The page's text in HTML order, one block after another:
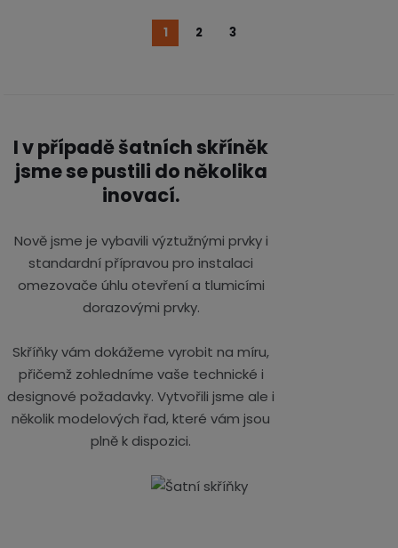
1 2 3
I v případě šatních skříněk
jsme se pustili do několika
inovací.
Nově jsme je vybavili výztužnými prvky i
standardní přípravou pro instalaci
omezovače úhlu otevření a tlumicími
dorazovými prvky.
Skříňky vám dokážeme vyrobit na míru,
přičemž zohledníme vaše technické i
designové požadavky. Vytvořili jsme ale i
několik modelových řad, které vám jsou
plně k dispozici.